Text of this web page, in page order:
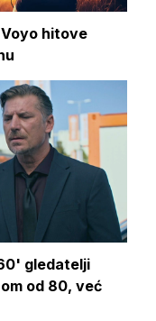
hitove
gledatelji
od 80, već